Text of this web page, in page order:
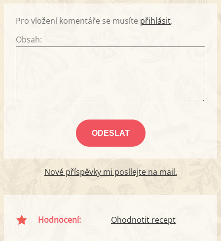
Pro vložení komentáře se musíte přihlásit.
Obsah:
Nové příspěvky mi posílejte na mail.
Hodnocení: Ohodnotit recept